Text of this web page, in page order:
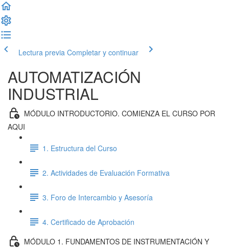
Lectura previa Completar y continuar
AUTOMATIZACIÓN
INDUSTRIAL
MÓDULO INTRODUCTORIO. COMIENZA EL CURSO POR
AQUI
1. Estructura del Curso
2. Actividades de Evaluación Formativa
3. Foro de Intercambio y Asesoría
4. Certificado de Aprobación
MÓDULO 1. FUNDAMENTOS DE INSTRUMENTACIÓN Y